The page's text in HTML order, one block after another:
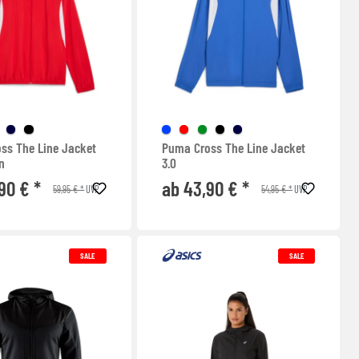
The Line Jacket
€ * 59,95 € *UVP
Puma Cross The Line Jacket
3.0
ab 43,90 € * 54,95 € *UVP
SALE SALE